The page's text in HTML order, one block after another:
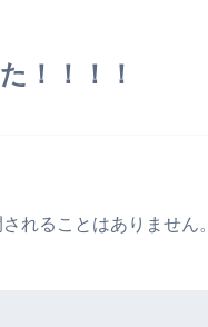
！！！！
れることはありません。